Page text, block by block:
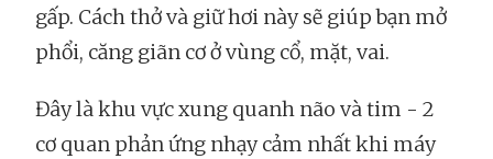
gấp. Cách thở và giữ hơi này sẽ giúp bạn mở
phổi, căng giãn cơ ở vùng cổ, mặt, vai.
Đây là khu vực xung quanh não và tim - 2
cơ quan phản ứng nhạy cảm nhất khi máy